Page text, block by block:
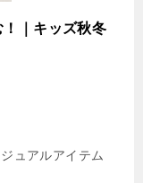
｜キッズ秋冬
ュアルアイテム